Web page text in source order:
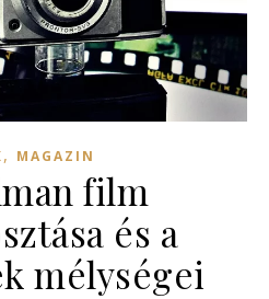
, MAGAZIN
film
és a
mélységei